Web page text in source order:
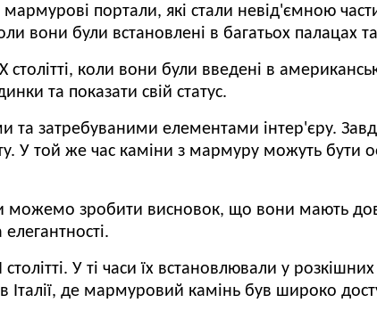
портали, які стали невід'ємною
вони були встановлені в багатьох палацах та
коли вони були введені в
та показати свій статус.
та затребуваними елементами інтер'єру.
У той же час каміни з мармуру можуть бути
зробити висновок, що вони мають
У ті часи їх встановлювали у
в Італії, де мармуровий камінь був широко